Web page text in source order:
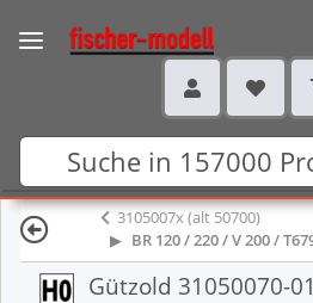
3105007x (alt 50700)
BR 120 / 220 / V 200 /
Gützold 31050070-